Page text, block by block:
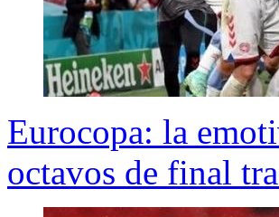
Eurocopa: la
octavos de final